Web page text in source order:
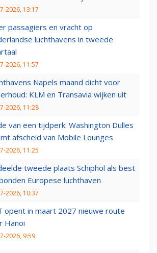
2026, 13:17
passagiers en vracht op
luchthavens in tweede
2026, 11:57
Napels maand dicht voor
KLM en Transavia wijken uit
2026, 11:28
van een tijdperk: Washington Dulles
afscheid van Mobile Lounges
2026, 11:25
tweede plaats Schiphol als best
Europese luchthaven
2026, 10:37
opent in maart 2027 nieuwe route
Hanoi
2026, 9:59